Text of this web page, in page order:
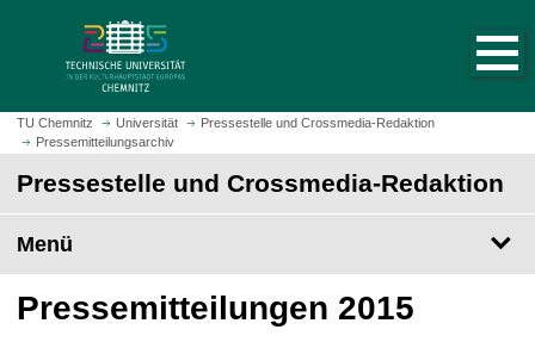
m
H
t
s
i
e
a
u
TU Chemnitz Universität
Pressestelle und Crossmedia-Redaktion
Pressemitteilungsarchiv
Pressestelle und Crossmedia-Redaktion
Menü
Pressemitteilungen 2015